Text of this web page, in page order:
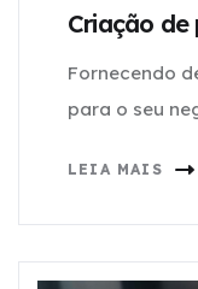
Criação
Fornecendo
para o seu
LEIA MAIS